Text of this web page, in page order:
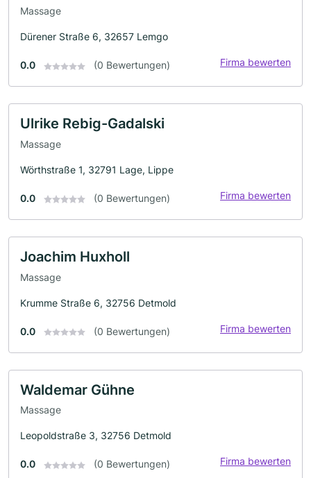
Massage
Dürener Straße 6, 32657 Lemgo
0.0 (0 Bewertungen) Firma bewerten
Ulrike Rebig-Gadalski
Massage
Wörthstraße 1, 32791 Lage, Lippe
0.0 (0 Bewertungen) Firma bewerten
Joachim Huxholl
Massage
Krumme Straße 6, 32756 Detmold
0.0 (0 Bewertungen) Firma bewerten
Waldemar Gühne
Massage
Leopoldstraße 3, 32756 Detmold
0.0 (0 Bewertungen) Firma bewerten